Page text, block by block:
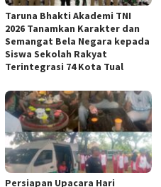
Taruna Bhakti Akademi TNI
2026 Tanamkan Karakter dan
Semangat Bela Negara kepada
Siswa Sekolah Rakyat
Terintegrasi 74 Kota Tual
Persiapan Upacara Hari